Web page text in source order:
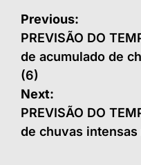
Navegação
de
Post
Previous:
PREVISÃO DO
de acumulado de
(6)
Next:
PREVISÃO DO
de chuvas